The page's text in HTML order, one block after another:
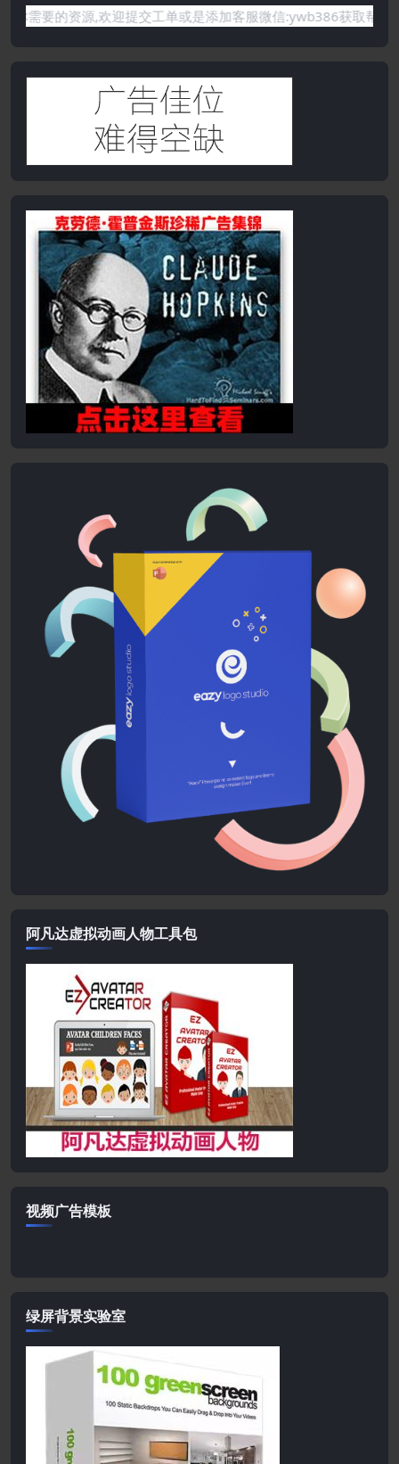
需要的资源,欢迎提交工单或是添加客服微信:ywb386获取帮助！
阿凡达虚拟动画人物工具包
视频广告模板
绿屏背景实验室